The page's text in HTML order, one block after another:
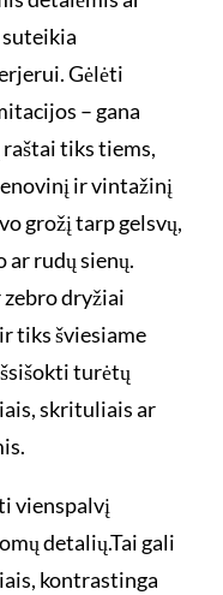
Gėlėti
– gana
tiks tiems,
ir vintažinį
grožį tarp gelsvų,
ar rudų sienų.
zebro dryžiai
tiks šviesiame
turėtų
skrituliais ar
vienspalvį
detalių.Tai gali
kontrastinga